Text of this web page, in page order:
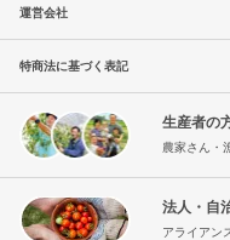
運営会社
特商法に基づく表記
生産者の
農家さん・
法人・自
アライアン